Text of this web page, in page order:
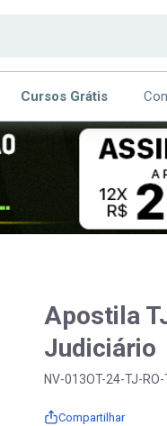
Cursos Grátis
Apostila
Judiciário
NV-013OT-24-TJ-
Compartilhar